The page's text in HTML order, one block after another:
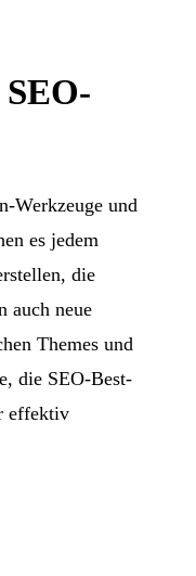
Werkzeuge und
es jedem
die
auch neue
Themes und
die SEO-Best-
effektiv